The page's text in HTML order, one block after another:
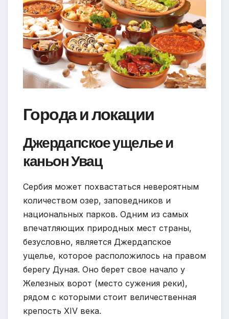
Города и локации
Джердапское ущелье и
каньон Увац
Сербия может похвастаться невероятным
количеством озер, заповедников и
национальных парков. Одним из самых
впечатляющих природных мест страны,
безусловно, является Джердапское
ущелье, которое расположилось на правом
берегу Дуная. Оно берет свое начало у
Железных ворот (место сужения реки),
рядом с которыми стоит величественная
крепость XIV века.